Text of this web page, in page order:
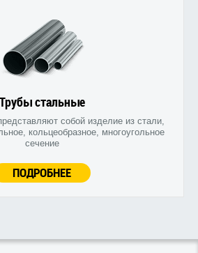
Трубы стальные
собой изделие из стали,
кольцеобразное, многоугольное
сечение
ПОДРОБНЕЕ